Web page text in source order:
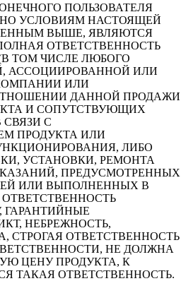
ПОЛЬЗОВАТЕЛЯ
УСЛОВИЯМ НАСТОЯЩЕЙ
ВЫШЕ, ЯВЛЯЮТСЯ
ОТВЕТСТВЕННОСТЬ
ТОМ ЧИСЛЕ ЛЮБОГО
АССОЦИИРОВАННОЙ ИЛИ
ИЛИ
ДАННОЙ ПРОДАЖИ
И СОПУТСТВУЮЩИХ
С
ПРОДУКТА ИЛИ
ЛИБО
УСТАНОВКИ, РЕМОНТА
ПРЕДУСМОТРЕННЫХ
ИЛИ ВЫПОЛНЕННЫХ В
ОТВЕТСТВЕННОСТЬ
ГАРАНТИЙНЫЕ
НЕБРЕЖНОСТЬ,
СТРОГАЯ ОТВЕТСТВЕННОСТЬ
НЕ ДОЛЖНА
ЦЕНУ ПРОДУКТА, К
ТАКАЯ ОТВЕТСТВЕННОСТЬ.